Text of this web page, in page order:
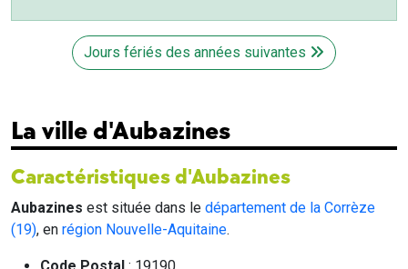
Jours fériés des années suivantes
La ville d'Aubazines
Caractéristiques d'Aubazines
Aubazines est située dans le département de la Corrèze
(19), en région Nouvelle-Aquitaine.